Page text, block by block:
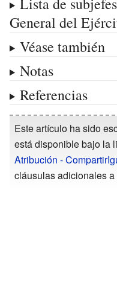
General del
Véase también
Notas
Referencias
Este artículo ha sido
está disponible bajo la
Atribución -
cláusulas adicionales